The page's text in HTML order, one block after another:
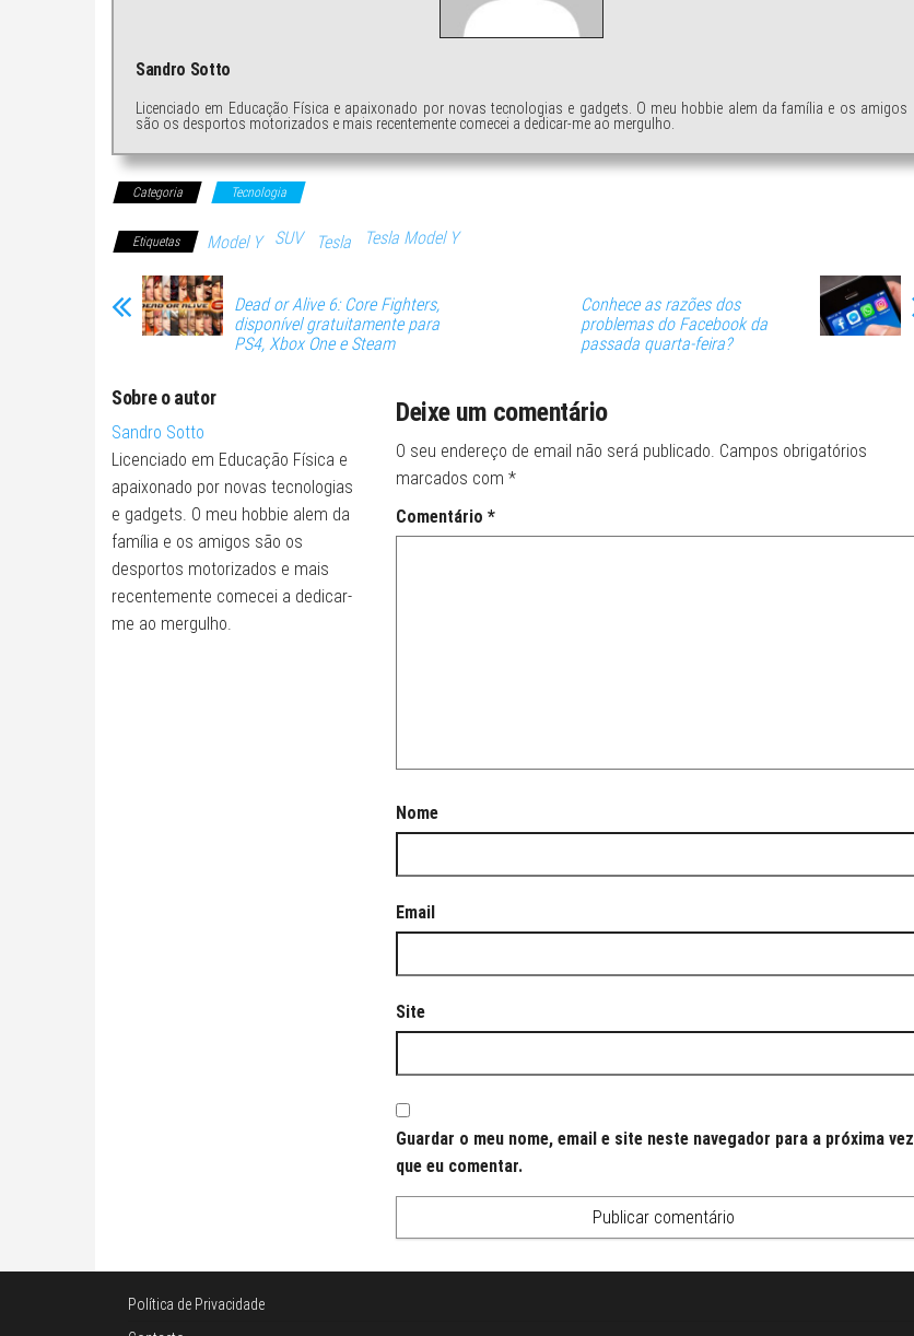
Sandro Sotto
Licenciado em Educação Física e apaixonado por novas tecnologias e gadgets. O meu hobbie alem da família e os amigos
são os desportos motorizados e mais recentemente comecei a dedicar-me ao mergulho.
Categoria Tecnologia
Etiquetas Model Y SUV Tesla Tesla Model Y
Dead or Alive 6: Core Fighters,
disponível gratuitamente para
PS4, Xbox One e Steam
Conhece as razões dos
problemas do Facebook da
passada quarta-feira?
Sobre o autor
Sandro Sotto
Licenciado em Educação Física e
apaixonado por novas tecnologias
e gadgets. O meu hobbie alem da
família e os amigos são os
desportos motorizados e mais
recentemente comecei a dedicar-
me ao mergulho.
Deixe um comentário
O seu endereço de email não será publicado. Campos obrigatórios
marcados com *
Comentário *
Nome
Email
Site
Guardar o meu nome, email e site neste navegador para a próxima vez
que eu comentar.
Política de Privacidade